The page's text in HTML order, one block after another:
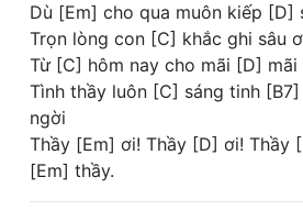
Dù [Em] cho qua muôn kiếp [D]
Trọn lòng con [C] khắc ghi sâu
Từ [C] hôm nay cho mãi [D] mãi
Tình thầy luôn [C] sáng tinh
ngời
Thầy [Em] ơi! Thầy [D] ơi! Thầy
[Em] thầy.